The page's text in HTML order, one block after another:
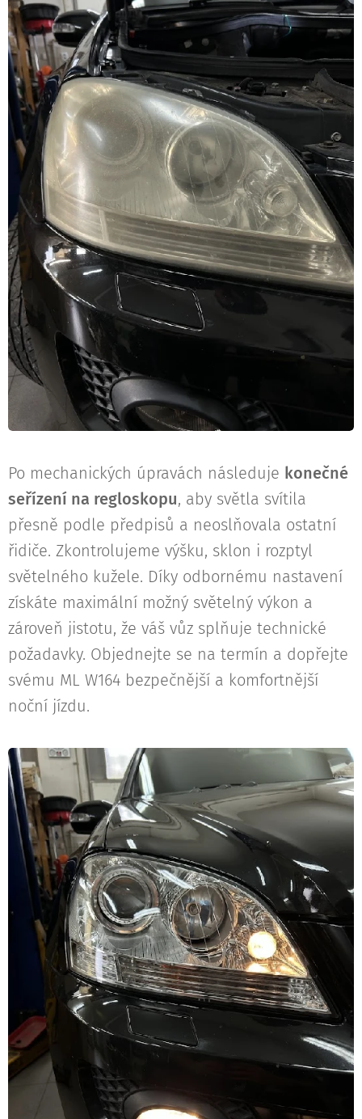
Po mechanických úpravách následuje konečné
seřízení na regloskopu, aby světla svítila
přesně podle předpisů a neoslňovala ostatní
řidiče. Zkontrolujeme výšku, sklon i rozptyl
světelného kužele. Díky odbornému nastavení
získáte maximální možný světelný výkon a
zároveň jistotu, že váš vůz splňuje technické
požadavky. Objednejte se na termín a dopřejte
svému ML W164 bezpečnější a komfortnější
noční jízdu.